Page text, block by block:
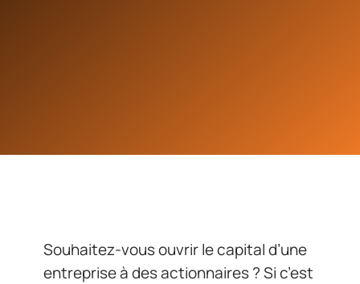
Souhaitez-vous ouvrir le capital d’une
entreprise à des actionnaires ? Si c’est